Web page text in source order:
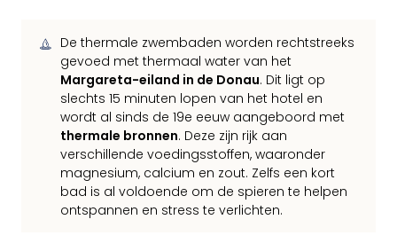
De thermale zwembaden worden rechtstreeks
gevoed met thermaal water van het
Margareta-eiland in de Donau. Dit ligt op
slechts 15 minuten lopen van het hotel en
wordt al sinds de 19e eeuw aangeboord met
thermale bronnen. Deze zijn rijk aan
verschillende voedingsstoffen, waaronder
magnesium, calcium en zout. Zelfs een kort
bad is al voldoende om de spieren te helpen
ontspannen en stress te verlichten.